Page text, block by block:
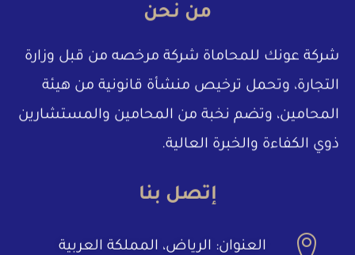
من نحن
شركة عونك للمحاماة شركة مرخصه من قبل وزارة
التجارة، وتحمل ترخيص منشأة قانونية من هيئة
المحامين، وتضم نخبة من المحامين والمستشارين
ذوي الكفاءة والخبرة العالية.
إتصل بنا
العنوان: الرياض، المملكة العربية